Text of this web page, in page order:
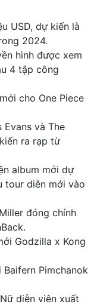
USD, dự kiến là
2024.
hình được xem
4 tập công
cho One Piece
Evans và The
ra rạp từ
album mới dự
tour diễn mới vào
đóng chính
Godzilla x Kong
Pimchanok
diễn viên xuất